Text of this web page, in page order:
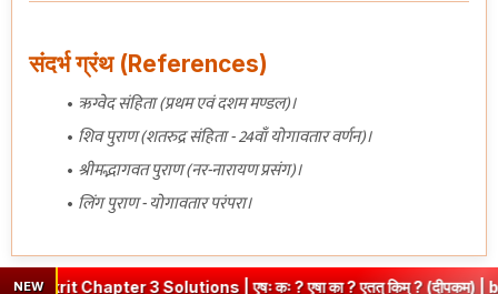
संदर्भ ग्रंथ (References)
ऋग्वेद संहिता (प्रथम एवं दशम मण्डल)।
शिव पुराण (शतरुद्र संहिता - 24वाँ योगावतार वर्णन)।
श्रीमद्भागवत पुराण (नर-नारायण प्रसंग)।
लिंग पुराण - योगावतार परंपरा।
NEW3 Solutions | एषः कः ? एषा का ? एतत् किम् ? (दीपकम) |